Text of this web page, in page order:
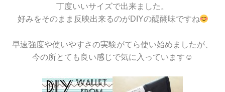
丁度いいサイズで出来ました。
好みをそのまま反映出来るのがDIYの醍醐味ですね
早速強度や使いやすさの実験がてら使い始めましたが、
今の所とても良い感じで気に入っています☺